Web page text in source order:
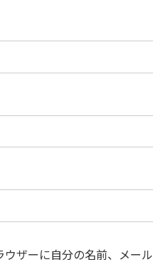
ザーに自分の名前、メー